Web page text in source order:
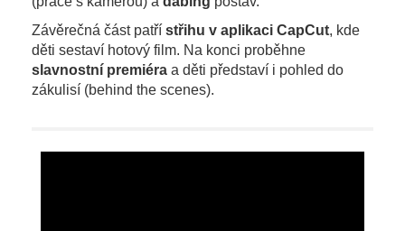
Závěrečná část patří střihu v aplikaci CapCut, kde
děti sestaví hotový film. Na konci proběhne
slavnostní premiéra a děti představí i pohled do
zákulisí (behind the scenes).